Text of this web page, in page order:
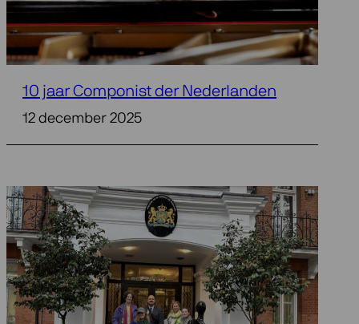
10 jaar Componist der Nederlanden
12 december 2025